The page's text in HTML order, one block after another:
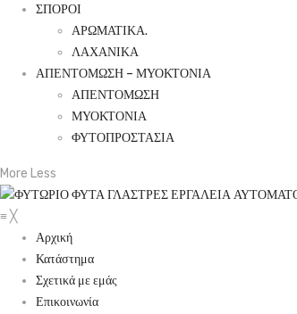
ΣΠΟΡΟΙ
ΑΡΩΜΑΤΙΚΑ.
ΛΑΧΑΝΙΚΑ
ΑΠΕΝΤΟΜΩΣΗ – ΜΥΟΚΤΟΝΙΑ
ΑΠΕΝΤΟΜΩΣΗ
ΜΥΟΚΤΟΝΙΑ
ΦΥΤΟΠΡΟΣΤΑΣΙΑ
More Less
≡ ╳
Αρχική
Κατάστημα
Σχετικά με εμάς
Επικοινωνία